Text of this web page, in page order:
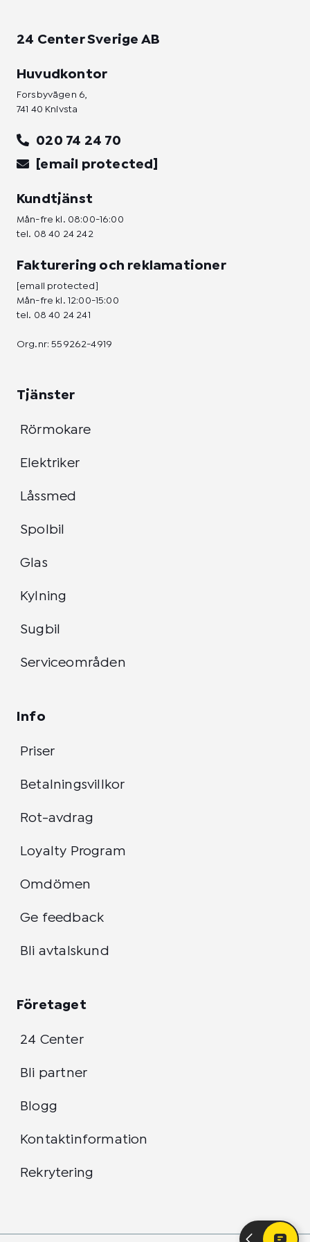
24 Center Sverige AB
Huvudkontor
Forsbyvägen 6,
741 40 Knivsta
020 74 24 70
[email protected]
Kundtjänst
Mån-fre kl. 08:00-16:00
tel. 08 40 24 242
Fakturering och reklamationer
[email protected]
Mån-fre kl. 12:00-15:00
tel. 08 40 24 241
Org.nr: 559262-4919
Tjänster
Rörmokare
Elektriker
Låssmed
Spolbil
Glas
Kylning
Sugbil
Serviceområden
Info
Priser
Betalningsvillkor
Rot-avdrag
Loyalty Program
Omdömen
Ge feedback
Bli avtalskund
Företaget
24 Center
Bli partner
Blogg
Kontaktinformation
Rekrytering